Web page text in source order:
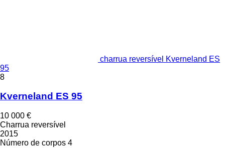
charrua reversível Kverneland ES
95
8
Kverneland ES 95
10 000 €
Charrua reversível
2015
Número de corpos 4